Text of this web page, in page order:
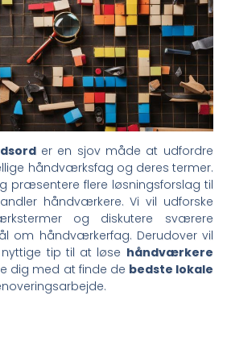
er en sjov måde at udfordre
håndværksfag og deres termer.
præsentere flere løsningsforslag til
håndværkere. Vi vil udforske
og diskutere sværere
om håndværkerfag. Derudover vil
tip til at løse håndværkere
dig med at finde de bedste lokale